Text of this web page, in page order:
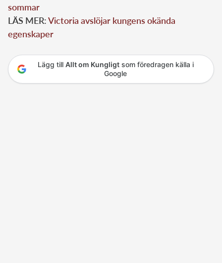
sommar
LÄS MER:Victoria avslöjar kungens okända
egenskaper
Lägg till Allt om Kungligtsom föredragen källa i
Google